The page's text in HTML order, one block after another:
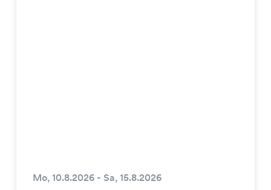
Mo, 10.8.2026 - Sa, 15.8.2026